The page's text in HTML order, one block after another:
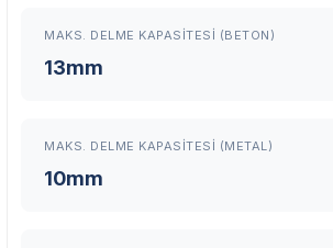
Servis Portalı →
MAKS. DELME KAPASITESI (BETON)
13mm
MAKS. DELME KAPASITESI (METAL)
10mm